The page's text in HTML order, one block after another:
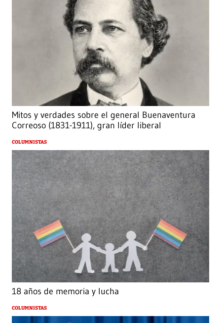
Mitos y verdades sobre el general Buenaventura
Correoso (1831-1911), gran líder liberal
COLUMNISTAS
18 años de memoria y lucha
COLUMNISTAS